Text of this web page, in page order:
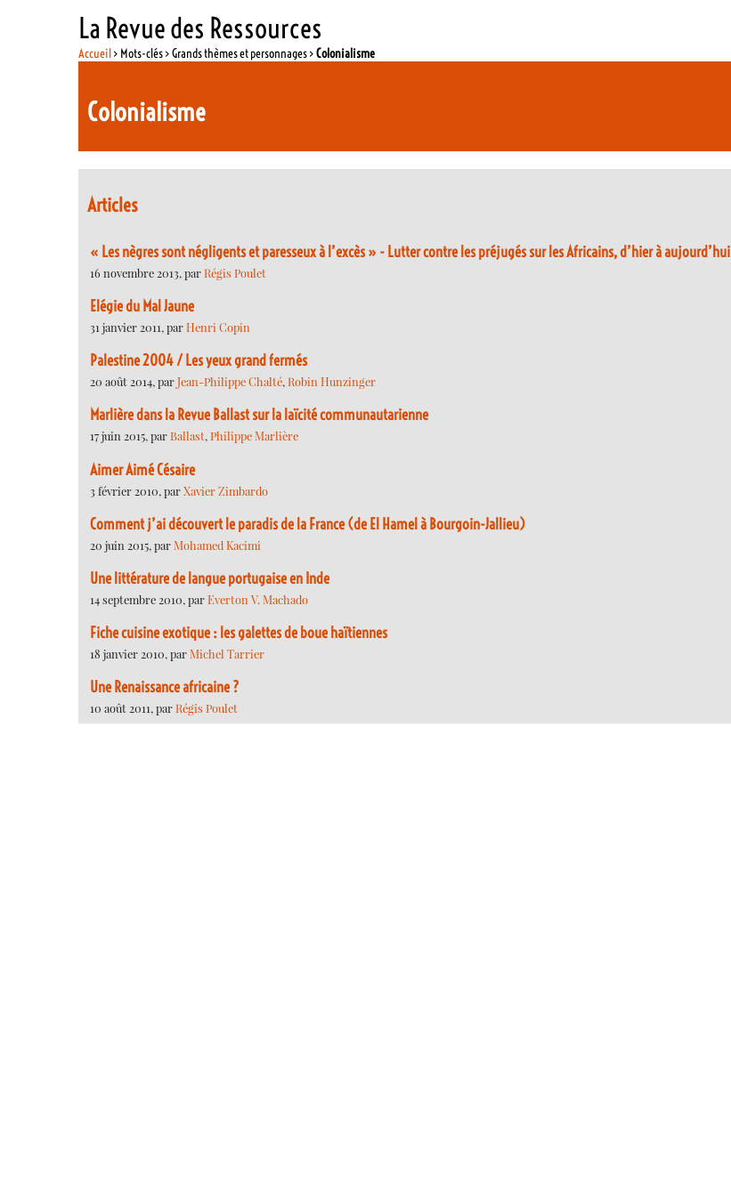
La Revue des Ressources
Accueil> Mots-clés > Grands thèmes et personnages >Colonialisme
Colonialisme
Articles
« Les nègres sont négligents et paresseux à l’excès » - Lutter contre les préjugés sur les Africains, d’hier à aujourd’hui
16 novembre 2013, parRégis Poulet
Elégie du Mal Jaune
31 janvier 2011, parHenri Copin
Palestine 2004 / Les yeux grand fermés
20 août 2014, parJean-Philippe Chalté, Robin Hunzinger
Marlière dans la Revue Ballast sur la laïcité communautarienne
17 juin 2015, parBallast, Philippe Marlière
Aimer Aimé Césaire
3 février 2010, parXavier Zimbardo
Comment j’ai découvert le paradis de la France (de El Hamel à Bourgoin-Jallieu)
20 juin 2015, parMohamed Kacimi
Une littérature de langue portugaise en Inde
14 septembre 2010, parEverton V. Machado
Fiche cuisine exotique : les galettes de boue haïtiennes
18 janvier 2010, parMichel Tarrier
Une Renaissance africaine ?
10 août 2011, parRégis Poulet